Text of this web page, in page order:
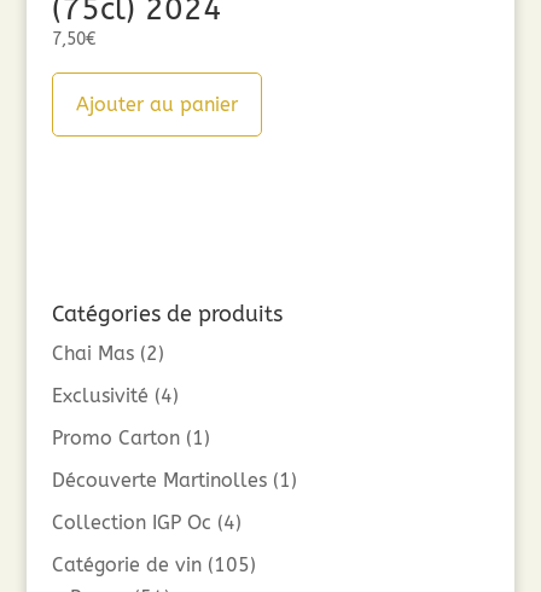
(75cl) 2024
7,50€
Ajouter au panier
Catégories de produits
Chai Mas (2)
Exclusivité (4)
Promo Carton (1)
Découverte Martinolles (1)
Collection IGP Oc (4)
Catégorie de vin (105)